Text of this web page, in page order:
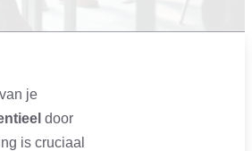
je
door
is cruciaal